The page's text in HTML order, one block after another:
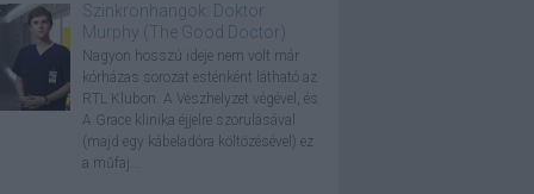
Szinkronhangok: Doktor
Murphy (The Good Doctor)
Nagyon hosszú ideje nem volt már
kórházas sorozat esténként látható az
RTL Klubon. A Vészhelyzet végével, és
A Grace klinika éjjelre szorulásával
(majd egy kábeladóra költözésével) ez
a műfaj...